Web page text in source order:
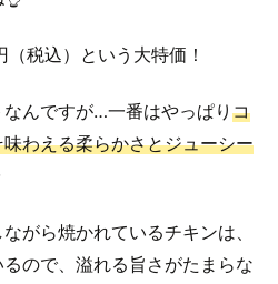
税込）という大特価！
んですが…一番はやっぱり コ
わえる柔らかさとジューシー
がら焼かれているチキンは、
ので、溢れる旨さがたまらな